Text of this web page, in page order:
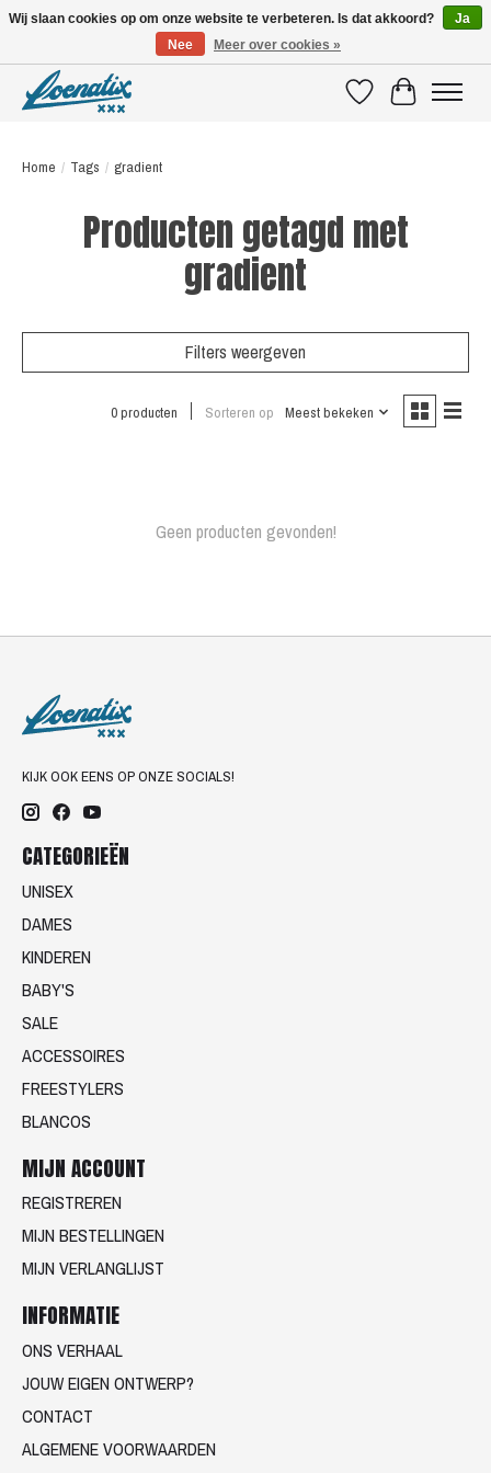
VerlanglijstWinkelwagen
Home / Tags / gradient
Producten getagd met
gradient
Filters weergeven
0 producten Sorteren op Meest bekeken
Geen producten gevonden!
KIJK OOK EENS OP ONZE SOCIALS!
CATEGORIEËN
UNISEX
DAMES
KINDEREN
BABY'S
SALE
ACCESSOIRES
FREESTYLERS
BLANCOS
MIJN ACCOUNT
REGISTREREN
MIJN BESTELLINGEN
MIJN VERLANGLIJST
INFORMATIE
ONS VERHAAL
JOUW EIGEN ONTWERP?
CONTACT
ALGEMENE VOORWAARDEN
Wij slaan cookies op om onze website te verbeteren. Is dat akkoord?
Ja
Nee
Meer over cookies »